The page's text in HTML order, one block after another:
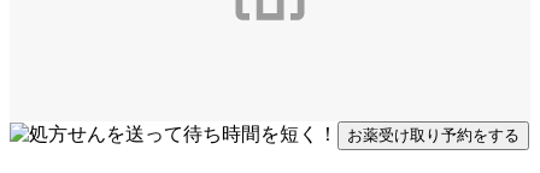
お薬受け取り予約をする